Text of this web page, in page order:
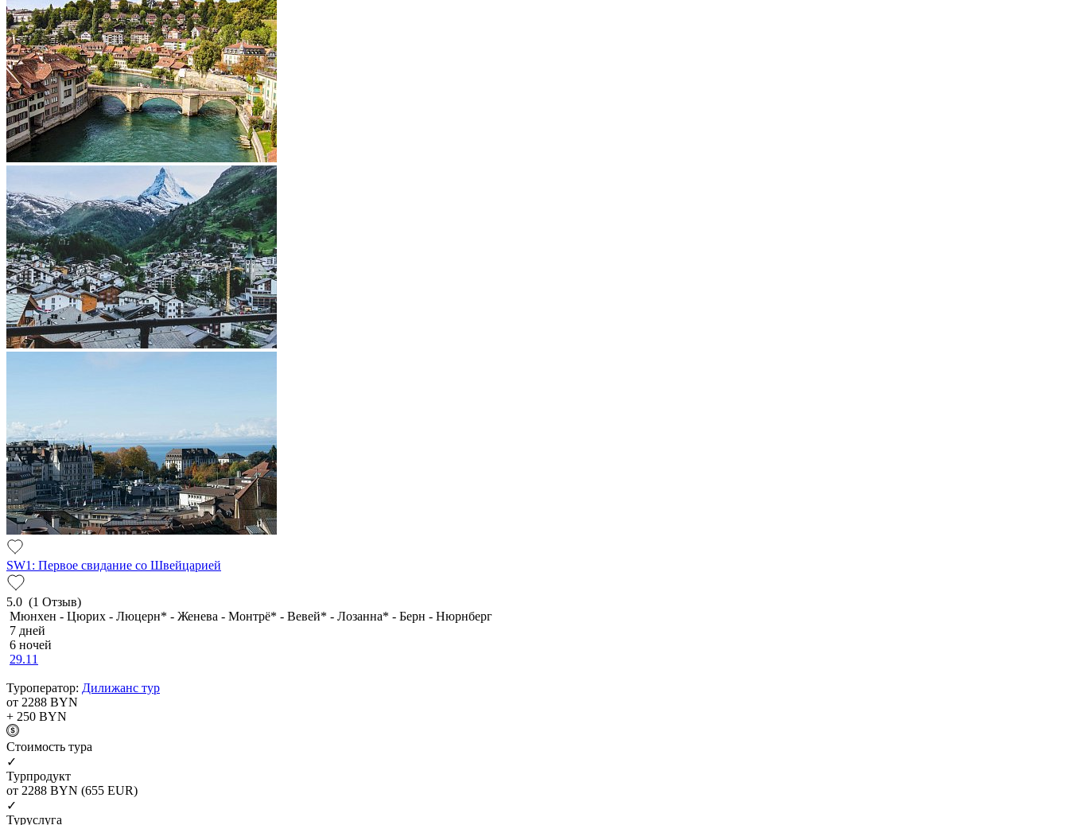
SW1: Первое свидание со Швейцарией
5.0 (1 Отзыв)
Мюнхен - Цюрих - Люцерн* - Женева - Монтрё* - Вевей* - Лозанна* - Берн - Нюрнберг
7 дней
6 ночей
29.11
Туроператор: Дилижанс тур
от 2288 BYN
+ 250 BYN
Cтоимость тура
✓
Турпродукт
от 2288 BYN (655 EUR)
✓
Туруслуга